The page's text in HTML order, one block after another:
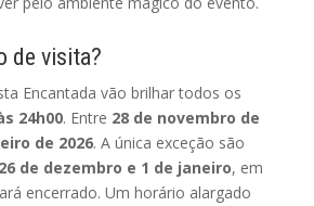
de visita?
Encantada vão brilhar todos os
24h00. Entre 28 de novembro de
de 2026. A única exceção são
de dezembro e 1 de janeiro, em
encerrado. Um horário alargado